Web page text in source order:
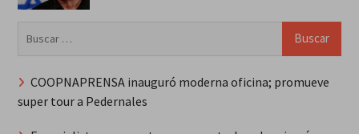
COOPNAPRENSA inauguró moderna oficina; promueve
super tour a Pedernales